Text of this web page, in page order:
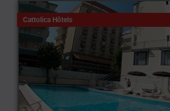
Cattolica Hôtels